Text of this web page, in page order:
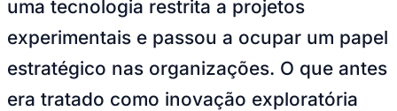
TupãJardim TupanciMutinga Nova Aldeinha Osasco Parque dos
CamargosParque Imperial Parque Santa LuziaParque Viana Pirapora
do Bom Jesus Recanto Phrynéa Santana de
ParnaíbaSilveiraTamboré Vale do SolVila Barros Vila Boa VistaVila
Vila Engenho NovoVila Márcia
Vila Nossa Sra. da
EscadaVila Porto Votupoca
uma tecnologia restrita a projetos
experimentais e passou a ocupar um papel
estratégico nas organizações. O que antes
era tratado como inovação exploratória